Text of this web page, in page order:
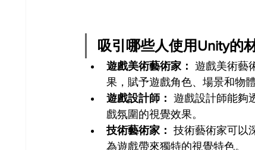
吸引哪些人使用Unity的
遊戲美術藝術家： 遊戲美術藝
果，賦予遊戲角色、場景和物
遊戲設計師： 遊戲設計師能夠
戲氛圍的視覺效果。
技術藝術家： 技術藝術家可以
為遊戲帶來獨特的視覺特色。